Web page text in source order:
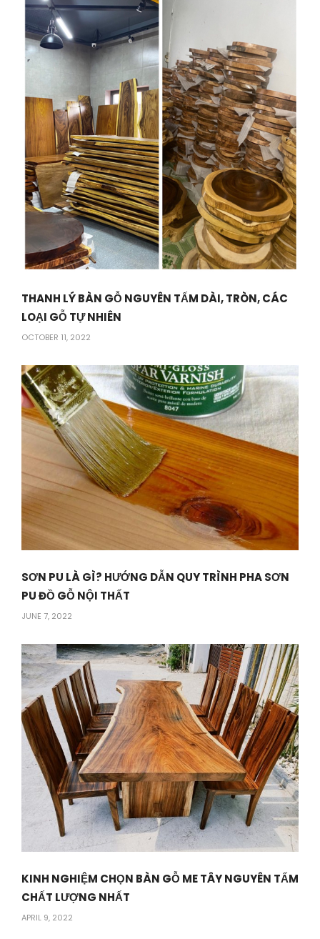
THANH LÝ BÀN GỖ NGUYÊN TẤM DÀI, TRÒN, CÁC
LOẠI GỖ TỰ NHIÊN
OCTOBER 11, 2022
SƠN PU LÀ GÌ? HƯỚNG DẪN QUY TRÌNH PHA SƠN
PU ĐỒ GỖ NỘI THẤT
JUNE 7, 2022
KINH NGHIỆM CHỌN BÀN GỖ ME TÂY NGUYÊN TẤM
CHẤT LƯỢNG NHẤT
APRIL 9, 2022